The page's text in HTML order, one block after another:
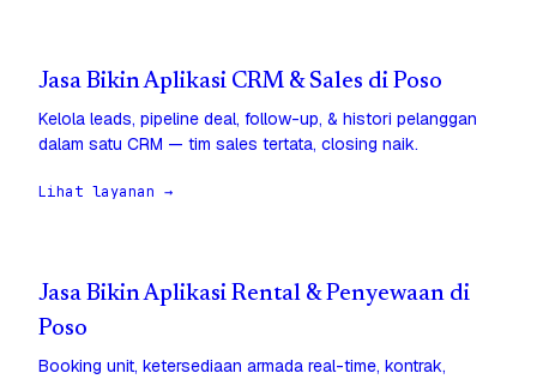
Jasa Bikin Aplikasi CRM & Sales di Poso
Kelola leads, pipeline deal, follow-up, & histori pelanggan
dalam satu CRM — tim sales tertata, closing naik.
Lihat layanan →
Jasa Bikin Aplikasi Rental & Penyewaan di
Poso
Booking unit, ketersediaan armada real-time, kontrak,